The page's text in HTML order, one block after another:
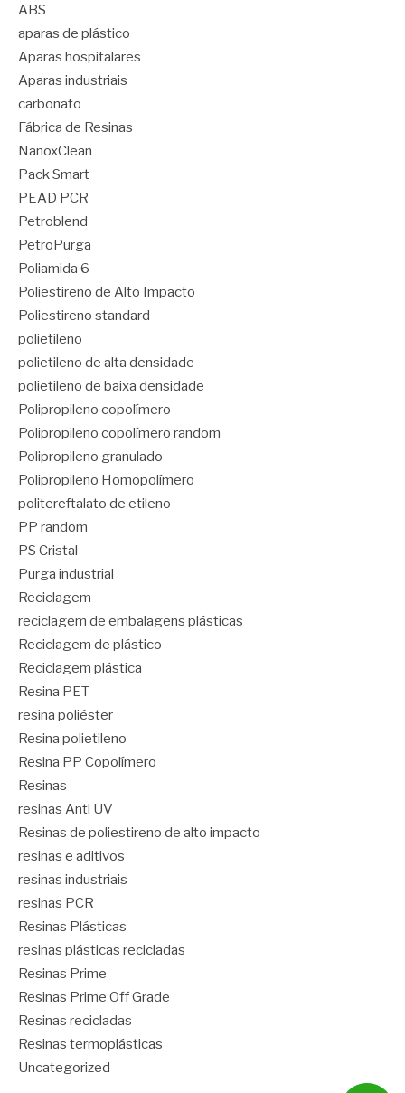
ABS
aparas de plástico
Aparas hospitalares
Aparas industriais
carbonato
Fábrica de Resinas
NanoxClean
Pack Smart
PEAD PCR
Petroblend
PetroPurga
Poliamida 6
Poliestireno de Alto Impacto
Poliestireno standard
polietileno
polietileno de alta densidade
polietileno de baixa densidade
Polipropileno copolímero
Polipropileno copolímero random
Polipropileno granulado
Polipropileno Homopolímero
politereftalato de etileno
PP random
PS Cristal
Purga industrial
Reciclagem
reciclagem de embalagens plásticas
Reciclagem de plástico
Reciclagem plástica
Resina PET
resina poliéster
Resina polietileno
Resina PP Copolímero
Resinas
resinas Anti UV
Resinas de poliestireno de alto impacto
resinas e aditivos
resinas industriais
resinas PCR
Resinas Plásticas
resinas plásticas recicladas
Resinas Prime
Resinas Prime Off Grade
Resinas recicladas
Resinas termoplásticas
Uncategorized